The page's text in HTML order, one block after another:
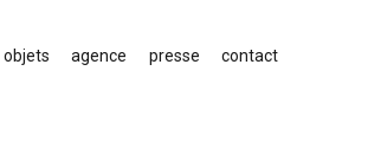
objets agence presse contact